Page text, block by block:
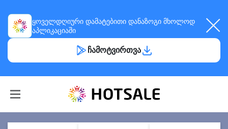
ყოველდღიური დამატებითი დანაზოგი მხოლოდ
აპლიკაციაში
ჩამოტვირთვა